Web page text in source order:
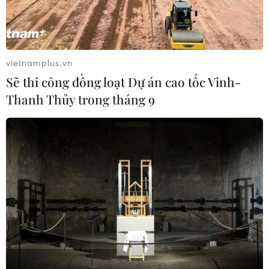
là lỗi thời và không phát triển theo hướng phục
vụ nhu cầu, xu hướngmới của người dùng.
Stefan Weitz chia sẻ với tờ Huffington Post rằng
thuật toán mà "gã khổng lồ tìmkiếm" đang đặt
trọn niềm tin hiện nay chỉ hoạt động bằng cách
đưa ra những kếtquả tìm kiếm hàng đầu dựa
vào mức độ phổ biến của liên kết web, và điều
nàykhông còn phù hợp đối với người dùng toàn
cầu nữa.
Weitz bày tỏ: "Quy trình tìm kiếm đã thay đổi cơ
bản trong 12 năm qua. Kiểu tìmkiếm truyền
thống đang dần bị thoái trào. Tất cả những thứ
như tìm kiếm văn bảntrên trang, phân hạng
dựa vào link web phổ biến sẽ chẳng còn đất
vietnamplus.vn
Sẽ thi công đồng loạt Dự án cao tốc Vinh-
Thanh Thủy trong tháng 9